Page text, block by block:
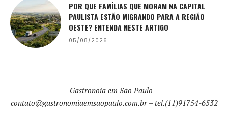
POR QUE FAMÍLIAS QUE MORAM NA CAPITAL
PAULISTA ESTÃO MIGRANDO PARA A REGIÃO
OESTE? ENTENDA NESTE ARTIGO
05/08/2026
Gastronoia em São Paulo –
contato@gastronomiaemsaopaulo.com.br– tel.(11)91754-6532